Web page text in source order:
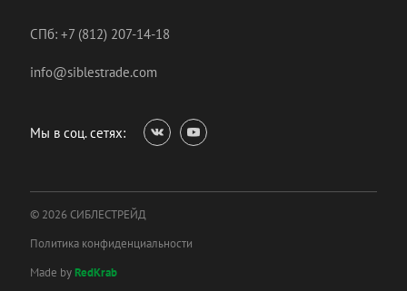
СПб: +7 (812) 207-14-18
info@siblestrade.com
Мы в соц. сетях:
© 2026 СИБЛЕСТРЕЙД
Политика конфиденциальности
Made byRedKrab